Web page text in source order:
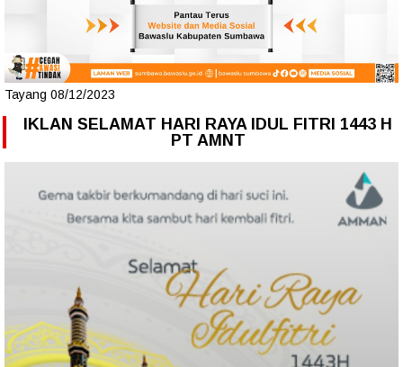
Tayang 08/12/2023
IKLAN SELAMAT HARI RAYA IDUL FITRI 1443 H
PT AMNT